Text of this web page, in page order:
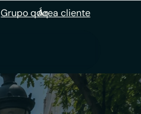
Grupo qdqÁrea cliente